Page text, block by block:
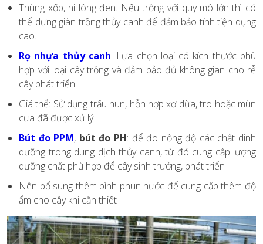
Thùng xốp, ni lông đen. Nếu trồng với quy mô lớn thì có
thể dựng giàn trồng thủy canh để đảm bảo tính tiện dụng
cao.
Rọ nhựa thủy canh: Lựa chọn loại có kích thước phù
hợp với loại cây trồng và đảm bảo đủ không gian cho rễ
cây phát triển.
Giá thể: Sử dụng trấu hun, hỗn hợp xơ dừa, tro hoặc mùn
cưa đã được xử lý
Bút đo PPM, bút đo PH: để đo nồng độ các chất dinh
dưỡng trong dung dịch thủy canh, từ đó cung cấp lượng
dưỡng chất phù hợp để cây sinh trưởng, phát triển
Nên bổ sung thêm bình phun nước để cung cấp thêm độ
ẩm cho cây khi cần thiết